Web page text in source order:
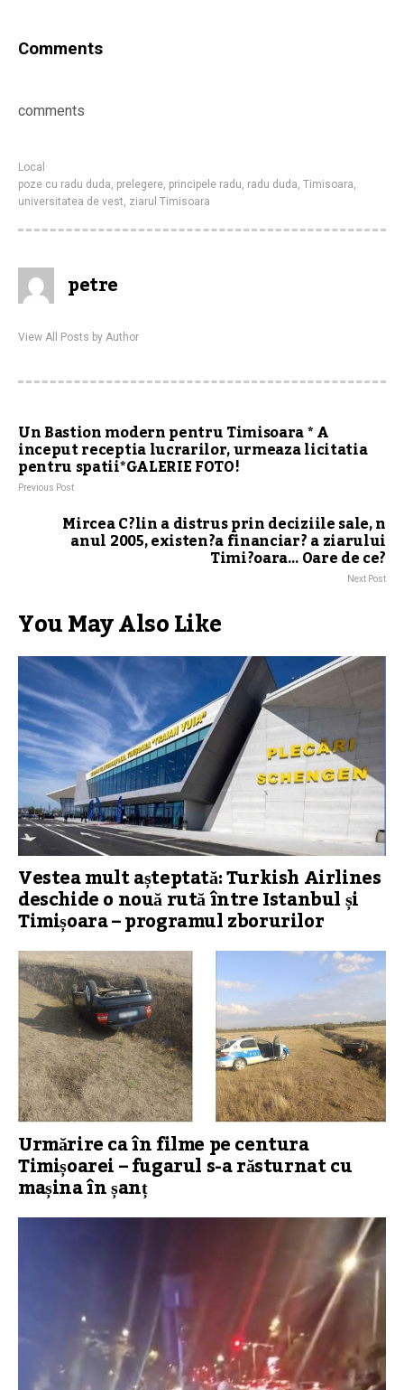
Comments
comments
Local
poze cu radu duda, prelegere, principele radu, radu duda, Timisoara,
universitatea de vest, ziarul Timisoara
petre
View All Posts by Author
Un Bastion modern pentru Timisoara * A
inceput receptia lucrarilor, urmeaza licitatia
pentru spatii*GALERIE FOTO!
Previous Post
Mircea C?lin a distrus prin deciziile sale, n
anul 2005, existen?a financiar? a ziarului
Timi?oara… Oare de ce?
Next Post
You May Also Like
Vestea mult așteptată: Turkish Airlines
deschide o nouă rută între Istanbul și
Timișoara – programul zborurilor
Urmărire ca în filme pe centura
Timișoarei – fugarul s-a răsturnat cu
mașina în șanț